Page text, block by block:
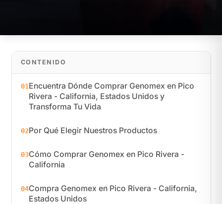
CONTENIDO
01Encuentra Dónde Comprar Genomex en Pico
Rivera - California, Estados Unidos y
Transforma Tu Vida
02Por Qué Elegir Nuestros Productos
03Cómo Comprar Genomex en Pico Rivera -
California
04Compra Genomex en Pico Rivera - California,
Estados Unidos